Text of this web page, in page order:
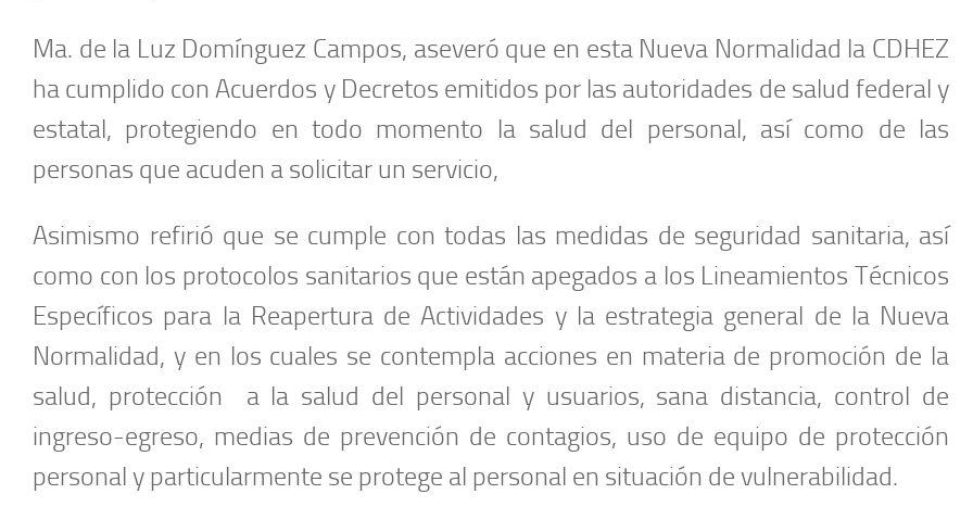
Ma. de la Luz Domínguez Campos, aseveró que en esta Nueva Normalidad la CDHEZ
ha cumplido con Acuerdos y Decretos emitidos por las autoridades de salud federal y
estatal, protegiendo en todo momento la salud del personal, así como de las
personas que acuden a solicitar un servicio,
Asimismo refirió que se cumple con todas las medidas de seguridad sanitaria, así
como con los protocolos sanitarios que están apegados a los Lineamientos Técnicos
Específicos para la Reapertura de Actividades y la estrategia general de la Nueva
Normalidad, y en los cuales se contempla acciones en materia de promoción de la
salud, protección a la salud del personal y usuarios, sana distancia, control de
ingreso-egreso, medias de prevención de contagios, uso de equipo de protección
personal y particularmente se protege al personal en situación de vulnerabilidad.